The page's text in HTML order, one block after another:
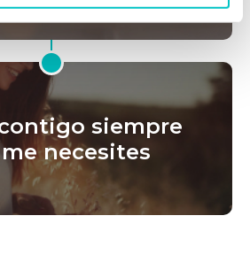
siempre
necesites